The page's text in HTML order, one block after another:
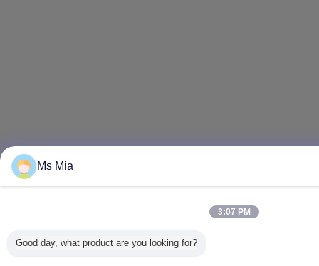
Ms Mia
3:07 PM
Good day, what product are you looking for?